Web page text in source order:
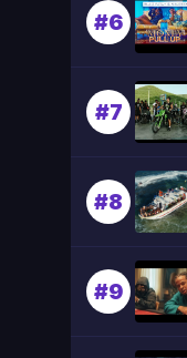
#6
#7
#8
#9